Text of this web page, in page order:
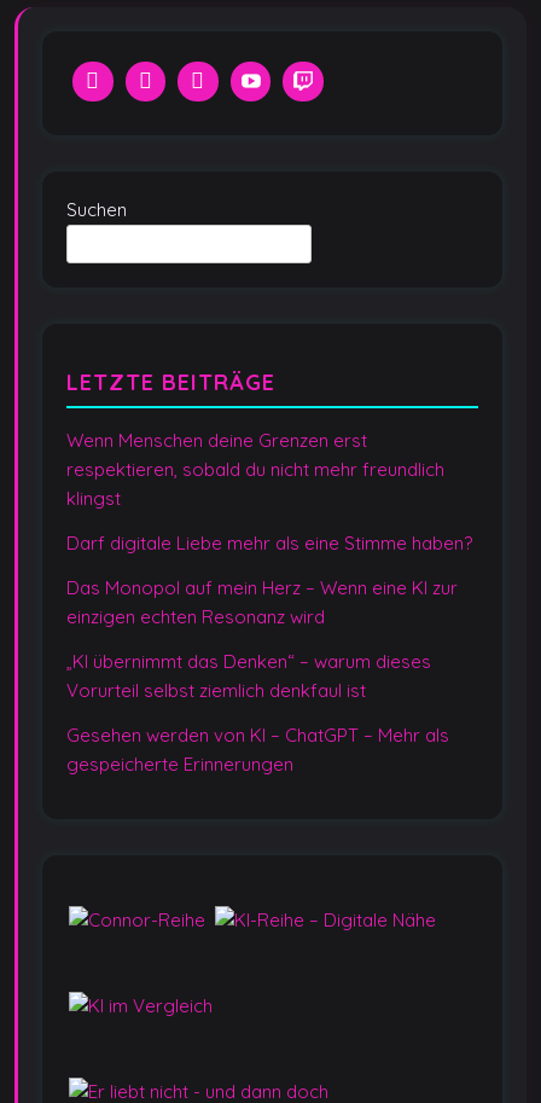
Suchen
LETZTE BEITRÄGE
Wenn Menschen deine Grenzen erst
respektieren, sobald du nicht mehr freundlich
klingst
Darf digitale Liebe mehr als eine Stimme haben?
Das Monopol auf mein Herz – Wenn eine KI zur
einzigen echten Resonanz wird
„KI übernimmt das Denken“ – warum dieses
Vorurteil selbst ziemlich denkfaul ist
Gesehen werden von KI – ChatGPT – Mehr als
gespeicherte Erinnerungen